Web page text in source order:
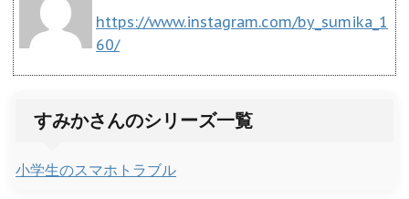
https://www.instagram.com/by_sumika_1
60/
すみかさんのシリーズ一覧
小学生のスマホトラブル